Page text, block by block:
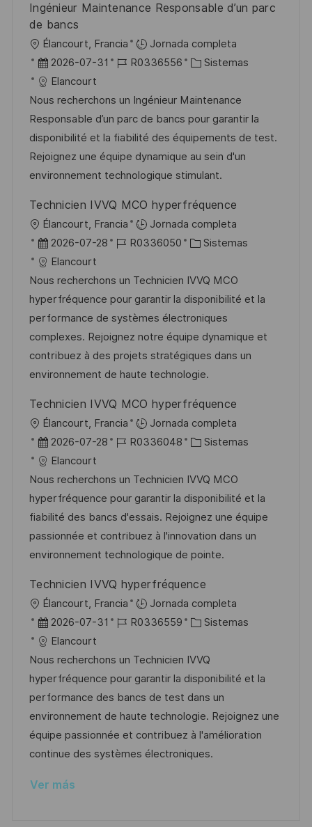
u
i
c
ó
e
a
Ingénieur Maintenance Responsable d’un parc
de bancs
U
b
c
a
c
i
ó
Élancourt, Francia
Jornada completa
F
e
c
h
a
d
e
u
b
l
c
a
c
i
ó
n
2026-07-31
I
d
e
e
m
p
e
o
R0336556
C
t
e
g
o
r
a
Sistemas
Elancourt
Nous recherchons un Ingénieur Maintenance
Responsable d’un parc de bancs pour garantir la
disponibilité et la fiabilité des équipements de test.
Rejoignez une équipe dynamique au sein d'un
environnement technologique stimulant.
Technicien IVVQ MCO hyperfréquence
U
b
c
a
c
i
ó
n
Élancourt, Francia
Jornada completa
F
e
c
h
a
d
e
p
b
l
i
c
a
c
i
ó
n
2026-07-28
I
d
e
e
m
p
l
o
R0336050
C
t
e
g
o
r
í
Sistemas
Elancourt
Nous recherchons un Technicien IVVQ MCO
hyperfréquence pour garantir la disponibilité et la
performance de systèmes électroniques
complexes. Rejoignez notre équipe dynamique et
contribuez à des projets stratégiques dans un
environnement de haute technologie.
Technicien IVVQ MCO hyperfréquence
U
b
c
a
c
i
ó
Élancourt, Francia
Jornada completa
F
e
c
h
a
d
e
u
b
l
c
a
c
i
ó
n
2026-07-28
I
d
e
e
m
p
e
o
R0336048
C
t
e
g
o
r
a
Sistemas
Elancourt
Nous recherchons un Technicien IVVQ MCO
hyperfréquence pour garantir la disponibilité et la
fiabilité des bancs d'essais. Rejoignez une équipe
passionnée et contribuez à l'innovation dans un
environnement technologique de pointe.
Technicien IVVQ hyperfréquence
U
b
c
a
c
i
ó
n
Élancourt, Francia
Jornada completa
F
e
c
h
a
d
e
p
b
2026-07-31
I
d
e
e
m
p
l
R0336559
C
t
e
g
o
r
í
Sistemas
Elancourt
Nous recherchons un Technicien IVVQ
hyperfréquence pour garantir la disponibilité et la
performance des bancs de test dans un
environnement de haute technologie. Rejoignez une
équipe passionnée et contribuez à l'amélioration
continue des systèmes électroniques.
Ver más